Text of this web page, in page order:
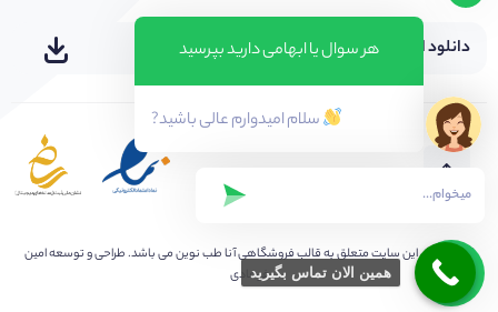
دانلود اپلیکیشن
کلیه حقوق این سایت متعلق بهقالب فروشگاهی آنا طب نوینمی باشد. طراحی و توسعه امین
فرهادی
هر سوال یا ابهامی دارید بپرسید
سلام امیدوارم عالی باشید?
همین الان تماس بگیرید